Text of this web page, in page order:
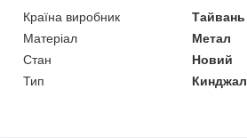
Країна виробник
Тайвань
Матеріал
Метал
Стан
Новий
Тип
Кинджал